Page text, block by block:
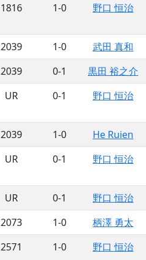
1816 1-0 野口 恒治
2039 1-0
武田 真和
2039 0-1
黒田 裕之介
UR 0-1 野口 恒治
2039 1-0
He Ruien
UR 0-1 野口 恒治
UR 0-1
野口 恒治
2073 1-0
柄澤 勇太
2571 1-0 野口 恒治